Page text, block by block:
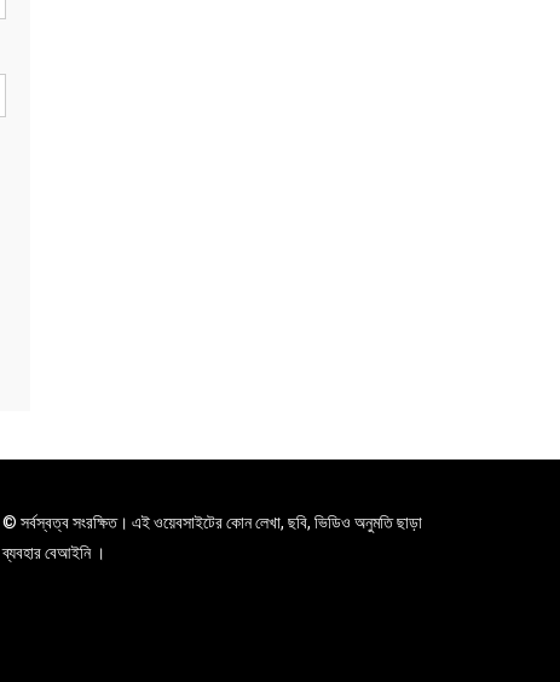
© সর্বস্বত্ব সংরক্ষিত। এই ওয়েবসাইটের কোন লেখা, ছবি, ভিডিও অনুমতি ছাড়া
ব্যবহার বেআইনি ।